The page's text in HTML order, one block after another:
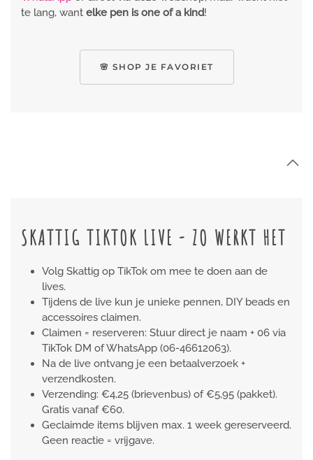
te lang, want elke pen is one of a kind!
🌸 SHOP JE FAVORIET
SKATTIG TIKTOK LIVE - ZO WERKT HET
Volg Skattig op TikTok om mee te doen aan de
lives.
Tijdens de live kun je unieke pennen, DIY beads en
accessoires claimen.
Claimen = reserveren: Stuur direct je naam + 06 via
TikTok DM of WhatsApp (06-46612063).
Na de live ontvang je een betaalverzoek +
verzendkosten.
Verzending: €4,25 (brievenbus) of €5,95 (pakket).
Gratis vanaf €60.
Geclaimde items blijven max. 1 week gereserveerd.
Geen reactie = vrijgave.